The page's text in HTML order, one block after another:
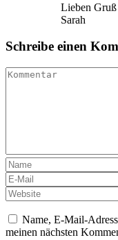
Lieben Gruß
Sarah
Schreibe einen
Name, E-Mail-
meinen nächsten